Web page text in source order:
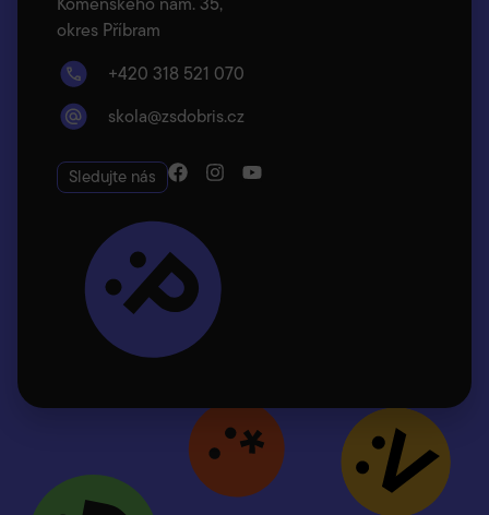
okres Příbram
+420 318 521 070
skola@zsdobris.cz
Sledujte nás